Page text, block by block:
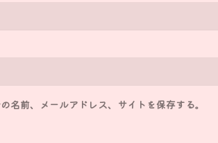
名前、メールアドレス、サイトを保存する。